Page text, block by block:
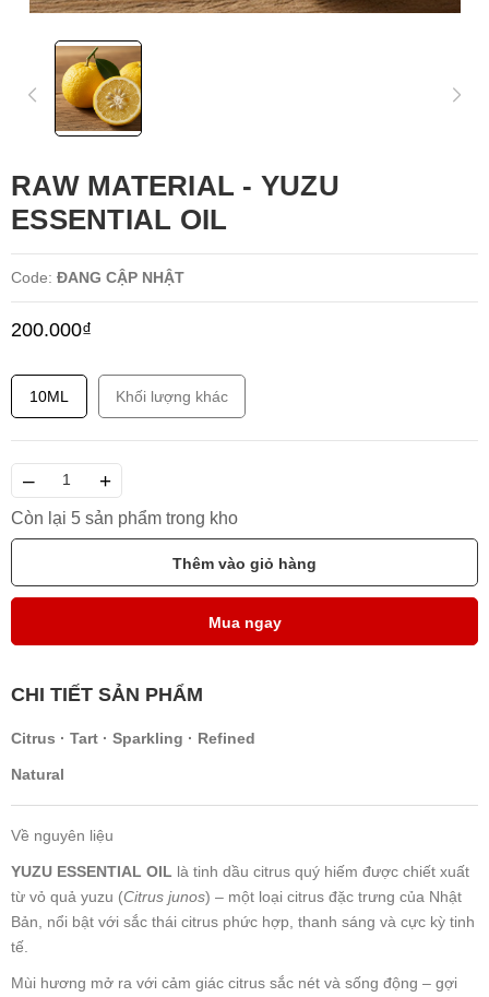
RAW MATERIAL - YUZU
ESSENTIAL OIL
Code: ĐANG CẬP NHẬT
200.000₫
10ML Khối lượng khác
– +
Còn lại 5 sản phẩm trong kho
Thêm vào giỏ hàng
Mua ngay
CHI TIẾT SẢN PHẨM
Citrus · Tart · Sparkling · Refined
Natural
Về nguyên liệu
YUZU ESSENTIAL OIL là tinh dầu citrus quý hiếm được chiết xuất
từ vỏ quả yuzu (Citrus junos) – một loại citrus đặc trưng của Nhật
Bản, nổi bật với sắc thái citrus phức hợp, thanh sáng và cực kỳ tinh
tế.
Mùi hương mở ra với cảm giác citrus sắc nét và sống động – gợi